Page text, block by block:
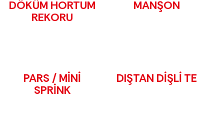
DÖKÜM HORTUM
REKORU
MANŞON
PARS / MİNİ
SPRİNK
DIŞTAN DİŞLİ TE